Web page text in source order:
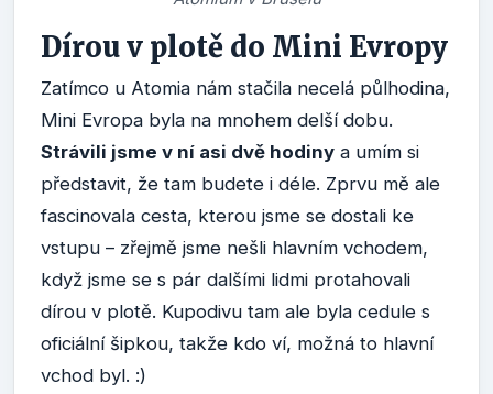
Dírou v plotě do Mini Evropy
Zatímco u Atomia nám stačila necelá půlhodina,
Mini Evropa byla na mnohem delší dobu.
Strávili jsme v ní asi dvě hodiny a umím si
představit, že tam budete i déle. Zprvu mě ale
fascinovala cesta, kterou jsme se dostali ke
vstupu – zřejmě jsme nešli hlavním vchodem,
když jsme se s pár dalšími lidmi protahovali
dírou v plotě. Kupodivu tam ale byla cedule s
oficiální šipkou, takže kdo ví, možná to hlavní
vchod byl. :)